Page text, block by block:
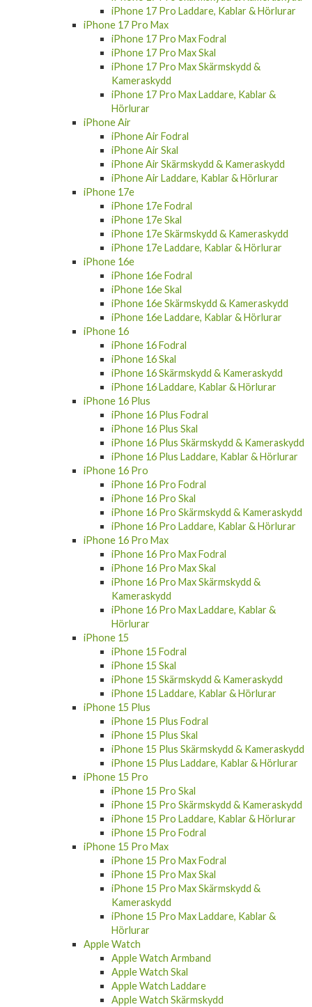
iPhone 17 Pro Laddare, Kablar & Hörlurar
iPhone 17 Pro Max
iPhone 17 Pro Max Fodral
iPhone 17 Pro Max Skal
iPhone 17 Pro Max Skärmskydd &
Kameraskydd
iPhone 17 Pro Max Laddare, Kablar &
Hörlurar
iPhone Air
iPhone Air Fodral
iPhone Air Skal
iPhone Air Skärmskydd & Kameraskydd
iPhone Air Laddare, Kablar & Hörlurar
iPhone 17e
iPhone 17e Fodral
iPhone 17e Skal
iPhone 17e Skärmskydd & Kameraskydd
iPhone 17e Laddare, Kablar & Hörlurar
iPhone 16e
iPhone 16e Fodral
iPhone 16e Skal
iPhone 16e Skärmskydd & Kameraskydd
iPhone 16e Laddare, Kablar & Hörlurar
iPhone 16
iPhone 16 Fodral
iPhone 16 Skal
iPhone 16 Skärmskydd & Kameraskydd
iPhone 16 Laddare, Kablar & Hörlurar
iPhone 16 Plus
iPhone 16 Plus Fodral
iPhone 16 Plus Skal
iPhone 16 Plus Skärmskydd & Kameraskydd
iPhone 16 Plus Laddare, Kablar & Hörlurar
iPhone 16 Pro
iPhone 16 Pro Fodral
iPhone 16 Pro Skal
iPhone 16 Pro Skärmskydd & Kameraskydd
iPhone 16 Pro Laddare, Kablar & Hörlurar
iPhone 16 Pro Max
iPhone 16 Pro Max Fodral
iPhone 16 Pro Max Skal
iPhone 16 Pro Max Skärmskydd &
Kameraskydd
iPhone 16 Pro Max Laddare, Kablar &
Hörlurar
iPhone 15
iPhone 15 Fodral
iPhone 15 Skal
iPhone 15 Skärmskydd & Kameraskydd
iPhone 15 Laddare, Kablar & Hörlurar
iPhone 15 Plus
iPhone 15 Plus Fodral
iPhone 15 Plus Skal
iPhone 15 Plus Skärmskydd & Kameraskydd
iPhone 15 Plus Laddare, Kablar & Hörlurar
iPhone 15 Pro
iPhone 15 Pro Skal
iPhone 15 Pro Skärmskydd & Kameraskydd
iPhone 15 Pro Laddare, Kablar & Hörlurar
iPhone 15 Pro Fodral
iPhone 15 Pro Max
iPhone 15 Pro Max Fodral
iPhone 15 Pro Max Skal
iPhone 15 Pro Max Skärmskydd &
Kameraskydd
iPhone 15 Pro Max Laddare, Kablar &
Hörlurar
Apple Watch
Apple Watch Armband
Apple Watch Skal
Apple Watch Laddare
Apple Watch Skärmskydd